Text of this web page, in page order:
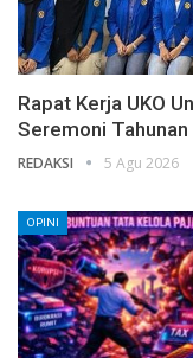
Rapat Kerja UKO
Seremoni Tahunan
REDAKSI 5 Agu 2026
OPINI